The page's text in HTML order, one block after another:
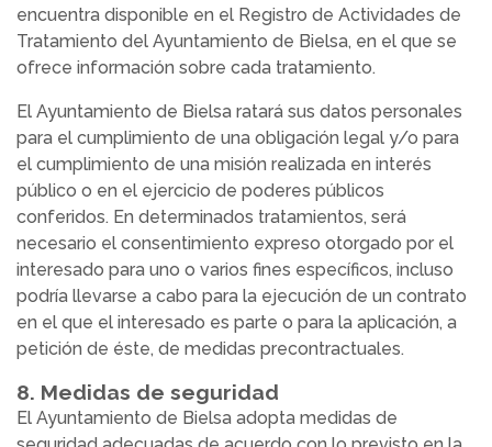
encuentra disponible en el Registro de Actividades de
Tratamiento del Ayuntamiento de Bielsa, en el que se
ofrece información sobre cada tratamiento.
El Ayuntamiento de Bielsa ratará sus datos personales
para el cumplimiento de una obligación legal y/o para
el cumplimiento de una misión realizada en interés
público o en el ejercicio de poderes públicos
conferidos. En determinados tratamientos, será
necesario el consentimiento expreso otorgado por el
interesado para uno o varios fines específicos, incluso
podría llevarse a cabo para la ejecución de un contrato
en el que el interesado es parte o para la aplicación, a
petición de éste, de medidas precontractuales.
8. Medidas de seguridad
El Ayuntamiento de Bielsa adopta medidas de